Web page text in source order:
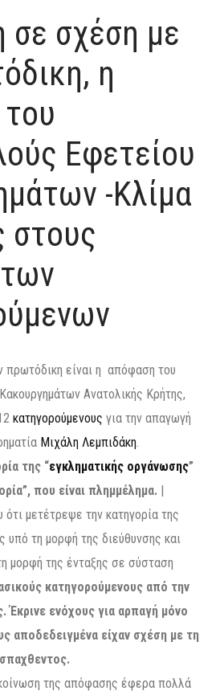
σε σχέση με
η
Εφετείου
-Κλίμα
στους
πρωτόδικη είναι η απόφαση του
Κακουργημάτων Ανατολικής Κρήτης,
κατηγορούμενους για την απαγωγή
Μιχάλη Λεμπιδάκη.
της “εγκληματικής οργάνωσης”
που είναι πλημμέλημα. |
ότι μετέτρεψε την κατηγορία της
υπό τη μορφή της διεύθυνσης και
μορφή της ένταξης σε σύσταση
κατηγορούμενους από την
Έκρινε ενόχους για αρπαγή μόνο
αποδεδειγμένα είχαν σχέση με τη
της απόφασης έφερα πολλά